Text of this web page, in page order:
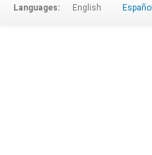
Languages: English Español